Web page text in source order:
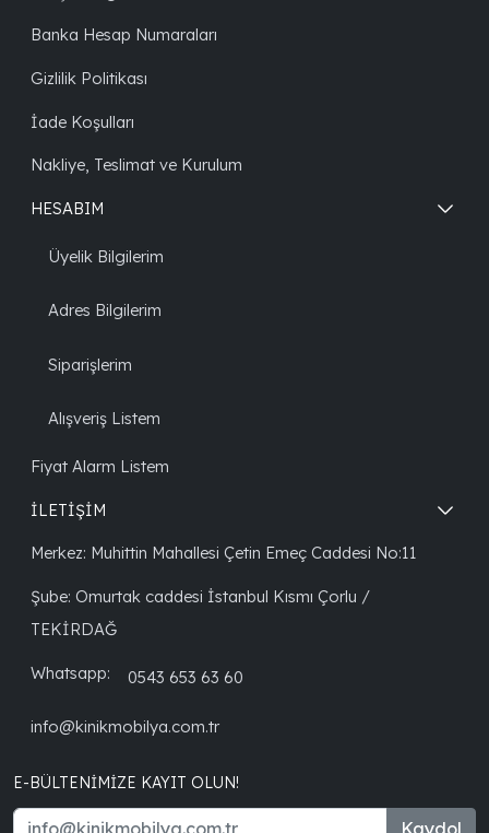
Banka Hesap Numaraları
Gizlilik Politikası
İade Koşulları
Nakliye, Teslimat ve Kurulum
HESABIM
Üyelik Bilgilerim
Adres Bilgilerim
Siparişlerim
Alışveriş Listem
Fiyat Alarm Listem
İLETİŞİM
Merkez: Muhittin Mahallesi Çetin Emeç Caddesi No:11
Şube: Omurtak caddesi İstanbul Kısmı Çorlu /
TEKİRDAĞ
Whatsapp: 0543 653 63 60
info@kinikmobilya.com.tr
E-BÜLTENIMIZE KAYIT OLUN!
Kaydol